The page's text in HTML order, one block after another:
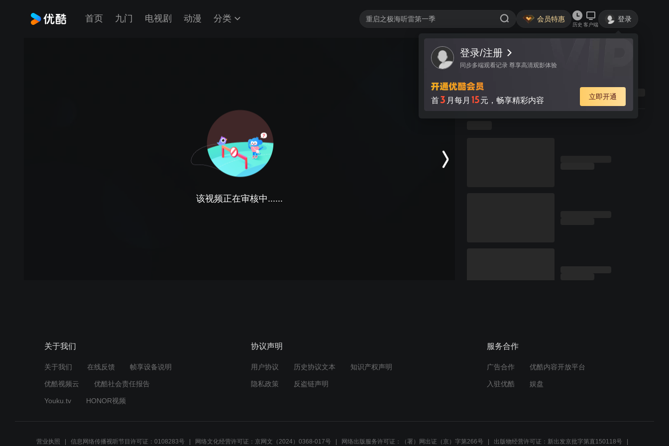
首页 九门 电视剧 动漫 分类 会员特惠
历史 客户端
登录
登录/注册
同步多端观看记录 尊享高清观影体验
首3 月每月 15元，畅享精彩内容 立即开通
该视频正在审核中......
关于我们
关于我们 在线反馈 帧享设备说明
优酷视频云 优酷社会责任报告
Youku.tv HONOR视频
协议声明
用户协议 历史协议文本 知识产权声明
隐私政策 反盗链声明
服务合作
广告合作 优酷内容开放平台
入驻优酷 娱盘
营业执照 信息网络传播视听节目许可证：0108283号 网络文化经营许可证：京网文（2024）0368-017号 网络出版服务许可证：（署）网出证（京）字第266号 出版物经营许可证：新出发京批字第直150118号